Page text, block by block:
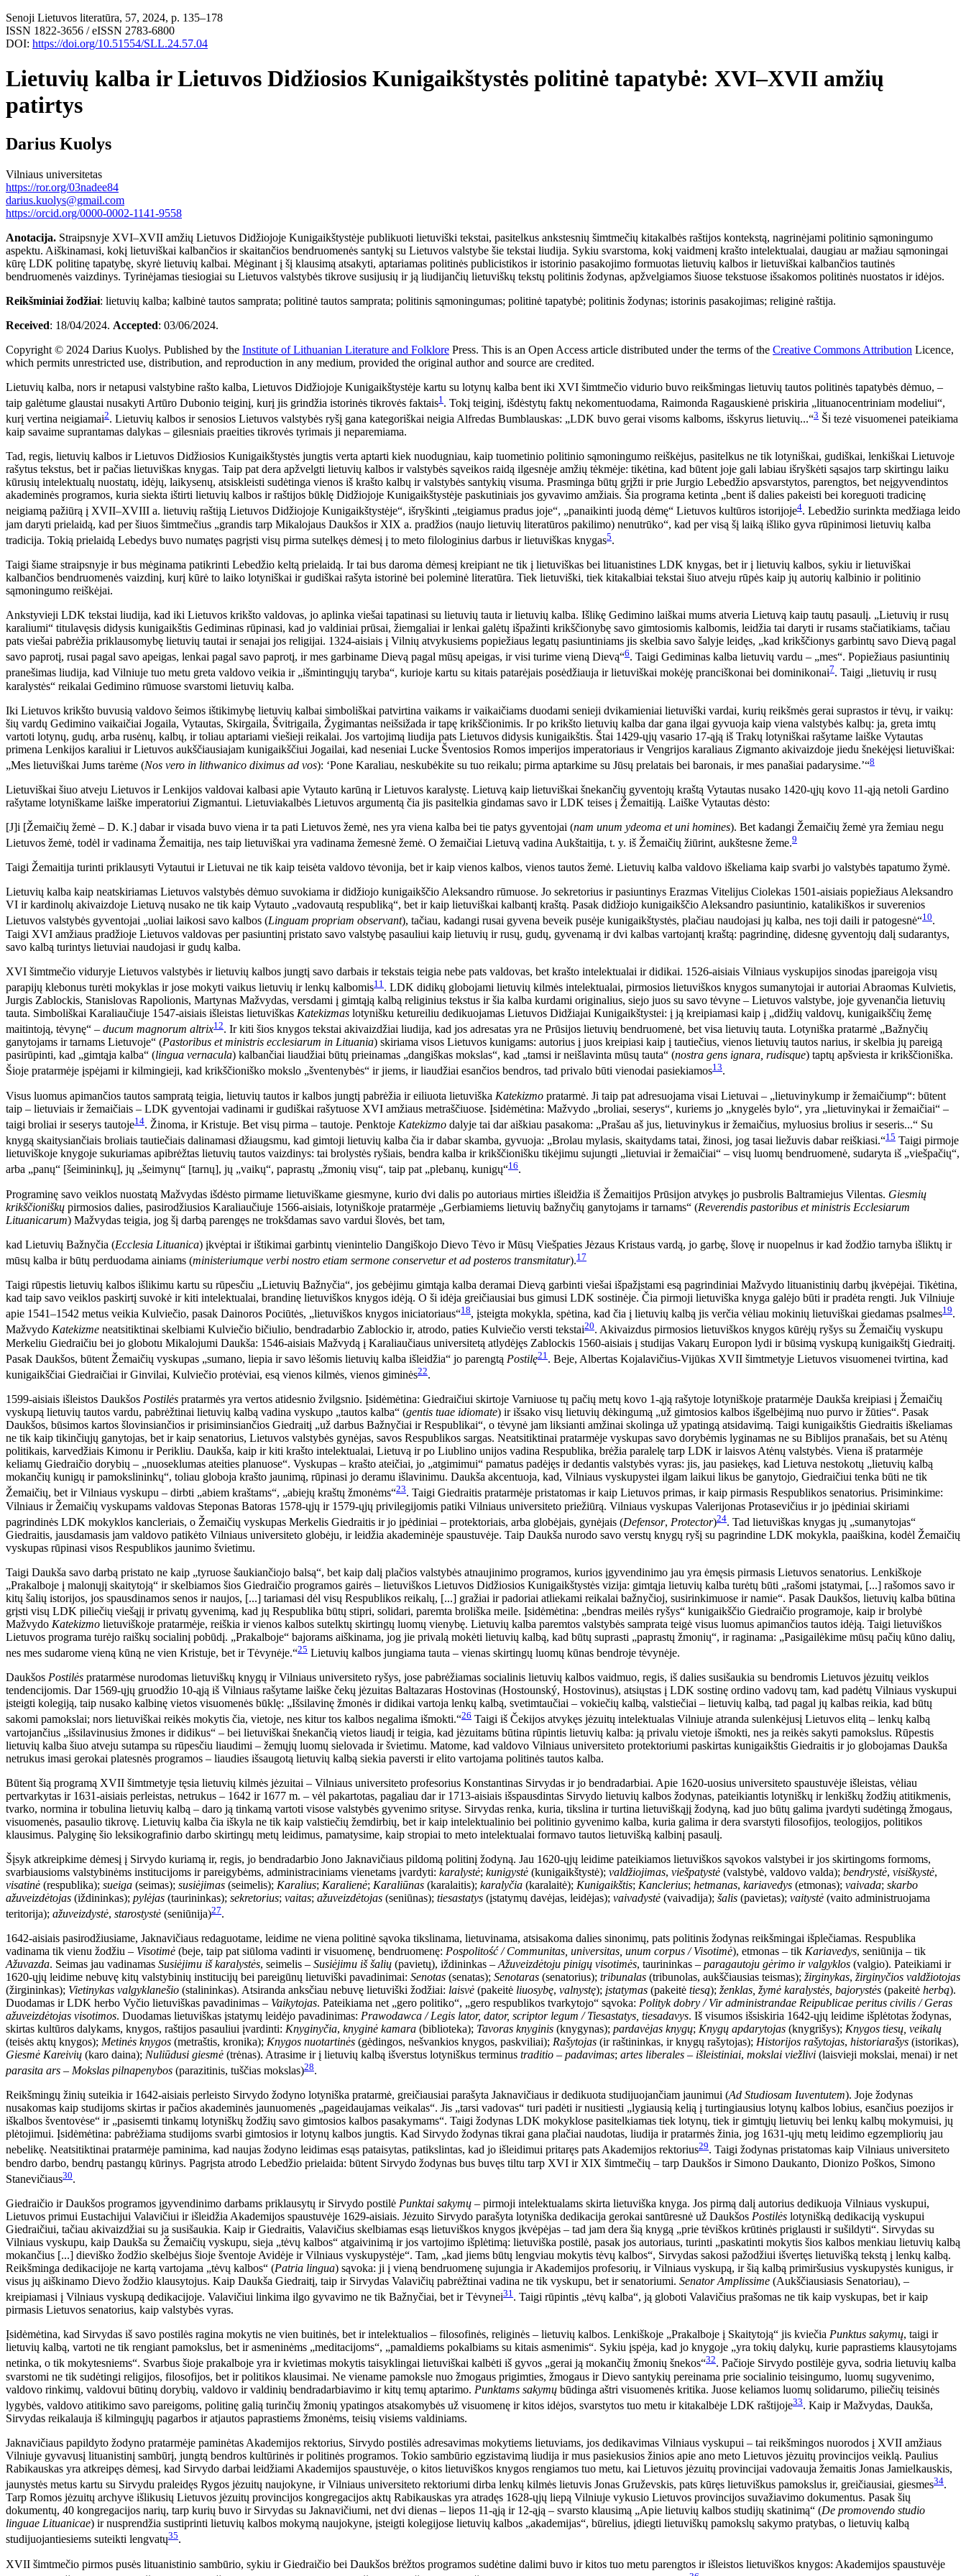
Senoji Lietuvos literatūra, 57, 2024, p. 135–178
ISSN 1822-3656 / eISSN 2783-6800
DOI: https://doi.org/10.51554/SLL.24.57.04
Lietuvių kalba ir Lietuvos Didžiosios Kunigaikštystės politinė tapatybė: XVI–XVII amžių
patirtys
Darius Kuolys
Vilniaus universitetas
https://ror.org/03nadee84
darius.kuolys@gmail.com
https://orcid.org/0000-0002-1141-9558
Anotacija. Straipsnyje XVI–XVII amžių Lietuvos Didžiojoje Kunigaikštystėje publikuoti lietuviški tekstai, pasitelkus ankstesnių šimtmečių kitakalbės raštijos kontekstą, nagrinėjami politinio sąmoningumo
aspektu. Aiškinamasi, kokį lietuviškai kalbančios ir skaitančios bendruomenės santykį su Lietuvos valstybe šie tekstai liudija. Sykiu svarstoma, kokį vaidmenį krašto intelektualai, daugiau ar mažiau sąmoningai
kūrę LDK politinę tapatybę, skyrė lietuvių kalbai. Mėginant į šį klausimą atsakyti, aptariamas politinės publicistikos ir istorinio pasakojimo formuotas lietuvių kalbos ir lietuviškai kalbančios tautinės
bendruomenės vaizdinys. Tyrinėjamas tiesiogiai su Lietuvos valstybės tikrove susijusių ir ją liudijančių lietuviškų tekstų politinis žodynas, apžvelgiamos šiuose tekstuose išsakomos politinės nuostatos ir idėjos.
Reikšminiai žodžiai: lietuvių kalba; kalbinė tautos samprata; politinė tautos samprata; politinis sąmoningumas; politinė tapatybė; politinis žodynas; istorinis pasakojimas; religinė raštija.
Received: 18/04/2024. Accepted: 03/06/2024.
Copyright © 2024 Darius Kuolys. Published by the Institute of Lithuanian Literature and Folklore Press. This is an Open Access article distributed under the terms of the Creative Commons Attribution Licence,
which permits unrestricted use, distribution, and reproduction in any medium, provided the original author and source are credited.
Lietuvių kalba, nors ir netapusi valstybine rašto kalba, Lietuvos Didžiojoje Kunigaikštystėje kartu su lotynų kalba bent iki XVI šimtmečio vidurio buvo reikšmingas lietuvių tautos politinės tapatybės dėmuo, –
taip galėtume glaustai nusakyti Artūro Dubonio teiginį, kurį jis grindžia istorinės tikrovės faktais1 . Tokį teiginį, išdėstytų faktų nekomentuodama, Raimonda Ragauskienė priskiria „lituanocentriniam modeliui“,
kurį vertina neigiamai2. Lietuvių kalbos ir senosios Lietuvos valstybės ryšį gana kategoriškai neigia Alfredas Bumblauskas: „LDK buvo gerai visoms kalboms, išskyrus lietuvių...“3 Ši tezė visuomenei pateikiama
kaip savaime suprantamas dalykas – gilesniais praeities tikrovės tyrimais ji neparemiama.
Tad, regis, lietuvių kalbos ir Lietuvos Didžiosios Kunigaikštystės jungtis verta aptarti kiek nuodugniau, kaip tuometinio politinio sąmoningumo reiškėjus, pasitelkus ne tik lotyniškai, gudiškai, lenkiškai Lietuvoje
rašytus tekstus, bet ir pačias lietuviškas knygas. Taip pat dera apžvelgti lietuvių kalbos ir valstybės sąveikos raidą ilgesnėje amžių tėkmėje: tikėtina, kad būtent joje gali labiau išryškėti sąsajos tarp skirtingu laiku
kūrusių intelektualų nuostatų, idėjų, laikysenų, atsiskleisti sudėtinga vienos iš krašto kalbų ir valstybės santykių visuma. Prasminga būtų grįžti ir prie Jurgio Lebedžio apsvarstytos, parengtos, bet neįgyvendintos
akademinės programos, kuria siekta ištirti lietuvių kalbos ir raštijos būklę Didžiojoje Kunigaikštystėje paskutiniais jos gyvavimo amžiais. Šia programa ketinta „bent iš dalies pakeisti bei koreguoti tradicinę
neigiamą pažiūrą į XVII–XVIII a. lietuvių raštiją Lietuvos Didžiojoje Kunigaikštystėje“, išryškinti „teigiamus pradus joje“, „panaikinti juodą dėmę“ Lietuvos kultūros istorijoje4. Lebedžio surinkta medžiaga leido
jam daryti prielaidą, kad per šiuos šimtmečius „grandis tarp Mikalojaus Daukšos ir XIX a. pradžios (naujo lietuvių literatūros pakilimo) nenutrūko“, kad per visą šį laiką išliko gyva rūpinimosi lietuvių kalba
tradicija. Tokią prielaidą Lebedys buvo numatęs pagrįsti visų pirma sutelkęs dėmesį į to meto filologinius darbus ir lietuviškas knygas5.
Taigi šiame straipsnyje ir bus mėginama patikrinti Lebedžio keltą prielaidą. Ir tai bus daroma dėmesį kreipiant ne tik į lietuviškas bei lituanistines LDK knygas, bet ir į lietuvių kalbos, sykiu ir lietuviškai
kalbančios bendruomenės vaizdinį, kurį kūrė to laiko lotyniškai ir gudiškai rašyta istorinė bei poleminė literatūra. Tiek lietuviški, tiek kitakalbiai tekstai šiuo atveju rūpės kaip jų autorių kalbinio ir politinio
sąmoningumo reiškėjai.
Ankstyvieji LDK tekstai liudija, kad iki Lietuvos krikšto valdovas, jo aplinka viešai tapatinasi su lietuvių tauta ir lietuvių kalba. Išlikę Gedimino laiškai mums atveria Lietuvą kaip tautų pasaulį. „Lietuvių ir rusų
karaliumi“ titulavęsis didysis kunigaikštis Gediminas rūpinasi, kad jo valdiniai prūsai, žiemgaliai ir lenkai galėtų išpažinti krikščionybę savo gimtosiomis kalbomis, leidžia tai daryti ir rusams stačiatikiams, tačiau
pats viešai pabrėžia priklausomybę lietuvių tautai ir senajai jos religijai. 1324-aisiais į Vilnių atvykusiems popiežiaus legatų pasiuntiniams jis skelbia savo šalyje leidęs, „kad krikščionys garbintų savo Dievą pagal
savo paprotį, rusai pagal savo apeigas, lenkai pagal savo paprotį, ir mes garbiname Dievą pagal mūsų apeigas, ir visi turime vieną Dievą“6. Taigi Gediminas kalba lietuvių vardu – „mes“. Popiežiaus pasiuntinių
pranešimas liudija, kad Vilniuje tuo metu greta valdovo veikia ir „išmintingųjų taryba“, kurioje kartu su kitais patarėjais posėdžiauja ir lietuviškai mokėję pranciškonai bei dominikonai7. Taigi „lietuvių ir rusų
karalystės“ reikalai Gedimino rūmuose svarstomi lietuvių kalba.
Iki Lietuvos krikšto buvusią valdovo šeimos ištikimybę lietuvių kalbai simboliškai patvirtina vaikams ir vaikaičiams duodami senieji dvikamieniai lietuviški vardai, kurių reikšmės gerai suprastos ir tėvų, ir vaikų:
šių vardų Gedimino vaikaičiai Jogaila, Vytautas, Skirgaila, Švitrigaila, Žygimantas neišsižada ir tapę krikščionimis. Ir po krikšto lietuvių kalba dar gana ilgai gyvuoja kaip viena valstybės kalbų: ja, greta imtų
vartoti lotynų, gudų, arba rusėnų, kalbų, ir toliau aptariami viešieji reikalai. Jos vartojimą liudija pats Lietuvos didysis kunigaikštis. Štai 1429-ųjų vasario 17-ąją iš Trakų lotyniškai rašytame laiške Vytautas
primena Lenkijos karaliui ir Lietuvos aukščiausiajam kunigaikščiui Jogailai, kad neseniai Lucke Šventosios Romos imperijos imperatoriaus ir Vengrijos karaliaus Zigmanto akivaizdoje jiedu šnekėjęsi lietuviškai:
„Mes lietuviškai Jums tarėme (Nos vero in lithwanico diximus ad vos): ‘Pone Karaliau, neskubėkite su tuo reikalu; pirma aptarkime su Jūsų prelatais bei baronais, ir mes panašiai padarysime.’“8
Lietuviškai šiuo atveju Lietuvos ir Lenkijos valdovai kalbasi apie Vytauto karūną ir Lietuvos karalystę. Lietuvą kaip lietuviškai šnekančių gyventojų kraštą Vytautas nusako 1420-ųjų kovo 11-ąją netoli Gardino
rašytame lotyniškame laiške imperatoriui Zigmantui. Lietuviakalbės Lietuvos argumentą čia jis pasitelkia gindamas savo ir LDK teises į Žemaitiją. Laiške Vytautas dėsto:
[J]i [Žemaičių žemė – D. K.] dabar ir visada buvo viena ir ta pati Lietuvos žemė, nes yra viena kalba bei tie patys gyventojai (nam unum ydeoma et uni homines). Bet kadangi Žemaičių žemė yra žemiau negu
Lietuvos žemė, todėl ir vadinama Žemaitija, nes taip lietuviškai yra vadinama žemesnė žemė. O žemaičiai Lietuvą vadina Aukštaitija, t. y. iš Žemaičių žiūrint, aukštesne žeme.9
Taigi Žemaitija turinti priklausyti Vytautui ir Lietuvai ne tik kaip teisėta valdovo tėvonija, bet ir kaip vienos kalbos, vienos tautos žemė. Lietuvių kalba valdovo iškeliama kaip svarbi jo valstybės tapatumo žymė.
Lietuvių kalba kaip neatskiriamas Lietuvos valstybės dėmuo suvokiama ir didžiojo kunigaikščio Aleksandro rūmuose. Jo sekretorius ir pasiuntinys Erazmas Vitelijus Ciolekas 1501-aisiais popiežiaus Aleksandro
VI ir kardinolų akivaizdoje Lietuvą nusako ne tik kaip Vytauto „vadovautą respubliką“, bet ir kaip lietuviškai kalbantį kraštą. Pasak didžiojo kunigaikščio Aleksandro pasiuntinio, katalikiškos ir suverenios
Lietuvos valstybės gyventojai „uoliai laikosi savo kalbos (Linguam propriam observant), tačiau, kadangi rusai gyvena beveik pusėje kunigaikštystės, plačiau naudojasi jų kalba, nes toji daili ir patogesnė“10.
Taigi XVI amžiaus pradžioje Lietuvos valdovas per pasiuntinį pristato savo valstybę pasauliui kaip lietuvių ir rusų, gudų, gyvenamą ir dvi kalbas vartojantį kraštą: pagrindinę, didesnę gyventojų dalį sudarantys,
savo kalbą turintys lietuviai naudojasi ir gudų kalba.
XVI šimtmečio viduryje Lietuvos valstybės ir lietuvių kalbos jungtį savo darbais ir tekstais teigia nebe pats valdovas, bet krašto intelektualai ir didikai. 1526-aisiais Vilniaus vyskupijos sinodas įpareigoja visų
parapijų klebonus turėti mokyklas ir jose mokyti vaikus lietuvių ir lenkų kalbomis11 . LDK didikų globojami lietuvių kilmės intelektualai, pirmosios lietuviškos knygos sumanytojai ir autoriai Abraomas Kulvietis,
Jurgis Zablockis, Stanislovas Rapolionis, Martynas Mažvydas, versdami į gimtąją kalbą religinius tekstus ir šia kalba kurdami originalius, siejo juos su savo tėvyne – Lietuvos valstybe, joje gyvenančia lietuvių
tauta. Simboliškai Karaliaučiuje 1547-aisiais išleistas lietuviškas Katekizmas lotynišku ketureiliu dedikuojamas Lietuvos Didžiajai Kunigaikštystei: į ją kreipiamasi kaip į „didžių valdovų, kunigaikščių žemę
maitintoją, tėvynę“ – ducum magnorum altrix12. Ir kiti šios knygos tekstai akivaizdžiai liudija, kad jos adresatas yra ne Prūsijos lietuvių bendruomenė, bet visa lietuvių tauta. Lotyniška pratarmė „Bažnyčių
ganytojams ir tarnams Lietuvoje“ (Pastoribus et ministris ecclesiarum in Lituania) skiriama visos Lietuvos kunigams: autorius į juos kreipiasi kaip į tautiečius, vienos lietuvių tautos narius, ir skelbia jų pareigą
pasirūpinti, kad „gimtąja kalba“ (lingua vernacula) kalbančiai liaudžiai būtų prieinamas „dangiškas mokslas“, kad „tamsi ir neišlavinta mūsų tauta“ (nostra gens ignara, rudisque) taptų apšviesta ir krikščioniška.
Šioje pratarmėje įspėjami ir kilmingieji, kad krikščioniško mokslo „šventenybės“ ir jiems, ir liaudžiai esančios bendros, tad privalo būti vienodai pasiekiamos13.
Visus luomus apimančios tautos sampratą teigia, lietuvių tautos ir kalbos jungtį pabrėžia ir eiliuota lietuviška Katekizmo pratarmė. Ji taip pat adresuojama visai Lietuvai – „lietuvinykump ir žemaičiump“: būtent
taip – lietuviais ir žemaičiais – LDK gyventojai vadinami ir gudiškai rašytuose XVI amžiaus metraščiuose. Įsidėmėtina: Mažvydo „broliai, seserys“, kuriems jo „knygelės bylo“, yra „lietuvinykai ir žemaičiai“ –
taigi broliai ir seserys tautoje14. Žinoma, ir Kristuje. Bet visų pirma – tautoje. Penktoje Katekizmo dalyje tai dar aiškiau pasakoma: „Prašau aš jus, lietuvinykus ir žemaičius, myluosius brolius ir seseris...“ Su
knygą skaitysiančiais broliais tautiečiais dalinamasi džiaugsmu, kad gimtoji lietuvių kalba čia ir dabar skamba, gyvuoja: „Brolau mylasis, skaitydams tatai, žinosi, jog tasai liežuvis dabar reiškiasi.“15 Taigi pirmoje
lietuviškoje knygoje sukuriamas apibrėžtas lietuvių tautos vaizdinys: tai brolystės ryšiais, bendra kalba ir krikščionišku tikėjimu sujungti „lietuviai ir žemaičiai“ – visų luomų bendruomenė, sudaryta iš „viešpačių“,
arba „panų“ [šeimininkų], jų „šeimynų“ [tarnų], jų „vaikų“, paprastų „žmonių visų“, taip pat „plebanų, kunigų“16.
Programinę savo veiklos nuostatą Mažvydas išdėsto pirmame lietuviškame giesmyne, kurio dvi dalis po autoriaus mirties išleidžia iš Žemaitijos Prūsijon atvykęs jo pusbrolis Baltramiejus Vilentas. Giesmių
krikščioniškų pirmosios dalies, pasirodžiusios Karaliaučiuje 1566-aisiais, lotyniškoje pratarmėje „Gerbiamiems lietuvių bažnyčių ganytojams ir tarnams“ (Reverendis pastoribus et ministris Ecclesiarum
Lituanicarum) Mažvydas teigia, jog šį darbą parengęs ne trokšdamas savo vardui šlovės, bet tam,
kad Lietuvių Bažnyčia (Ecclesia Lituanica) įkvėptai ir ištikimai garbintų vienintelio Dangiškojo Dievo Tėvo ir Mūsų Viešpaties Jėzaus Kristaus vardą, jo garbę, šlovę ir nuopelnus ir kad žodžio tarnyba išliktų ir
mūsų kalba ir būtų perduodama ainiams (ministeriumque verbi nostro etiam sermone conservetur et ad posteros transmitatur).17
Taigi rūpestis lietuvių kalbos išlikimu kartu su rūpesčiu „Lietuvių Bažnyčia“, jos gebėjimu gimtąja kalba deramai Dievą garbinti viešai išpažįstami esą pagrindiniai Mažvydo lituanistinių darbų įkvėpėjai. Tikėtina,
kad taip savo veiklos paskirtį suvokė ir kiti intelektualai, brandinę lietuviškos knygos idėją. O ši idėja greičiausiai bus gimusi LDK sostinėje. Čia pirmoji lietuviška knyga galėjo būti ir pradėta rengti. Juk Vilniuje
apie 1541–1542 metus veikia Kulviečio, pasak Dainoros Pociūtės, „lietuviškos knygos iniciatoriaus“18, įsteigta mokykla, spėtina, kad čia į lietuvių kalbą jis verčia vėliau mokinių lietuviškai giedamas psalmes19.
Mažvydo Katekizme neatsitiktinai skelbiami Kulviečio bičiulio, bendradarbio Zablockio ir, atrodo, paties Kulviečio versti tekstai20. Akivaizdus pirmosios lietuviškos knygos kūrėjų ryšys su Žemaičių vyskupu
Merkeliu Giedraičiu bei jo globotu Mikalojumi Daukša: 1546-aisiais Mažvydą į Karaliaučiaus universitetą atlydėjęs Zablockis 1560-aisiais į studijas Vakarų Europon lydi ir būsimą vyskupą kunigaikštį Giedraitį.
Pasak Daukšos, būtent Žemaičių vyskupas „sumano, liepia ir savo lėšomis lietuvių kalba išleidžia“ jo parengtą Postilę21 . Beje, Albertas Kojalavičius-Vijūkas XVII šimtmetyje Lietuvos visuomenei tvirtina, kad
kunigaikščiai Giedraičiai ir Ginvilai, Kulviečio protėviai, esą vienos kilmės, vienos giminės22.
1599-aisiais išleistos Daukšos Postilės pratarmės yra vertos atidesnio žvilgsnio. Įsidėmėtina: Giedraičiui skirtoje Varniuose tų pačių metų kovo 1-ąją rašytoje lotyniškoje pratarmėje Daukša kreipiasi į Žemaičių
vyskupą lietuvių tautos vardu, pabrėžtinai lietuvių kalbą vadina vyskupo „tautos kalba“ (gentis tuae idiomate) ir išsako visų lietuvių dėkingumą „už gimtosios kalbos išgelbėjimą nuo purvo ir žūties“. Pasak
Daukšos, būsimos kartos šlovinsiančios ir prisiminsiančios Giedraitį „už darbus Bažnyčiai ir Respublikai“, o tėvynė jam liksianti amžinai skolinga už ypatingą atsidavimą. Taigi kunigaikštis Giedraitis iškeliamas
ne tik kaip tikinčiųjų ganytojas, bet ir kaip senatorius, Lietuvos valstybės gynėjas, savos Respublikos sargas. Neatsitiktinai pratarmėje vyskupas savo dorybėmis lyginamas ne su Biblijos pranašais, bet su Atėnų
politikais, karvedžiais Kimonu ir Perikliu. Daukša, kaip ir kiti krašto intelektualai, Lietuvą ir po Liublino unijos vadina Respublika, brėžia paralelę tarp LDK ir laisvos Atėnų valstybės. Viena iš pratarmėje
keliamų Giedraičio dorybių – „nuoseklumas ateities planuose“. Vyskupas – krašto ateičiai, jo „atgimimui“ pamatus padėjęs ir dedantis valstybės vyras: jis, jau pasiekęs, kad Lietuva nestokotų „lietuvių kalbą
mokančių kunigų ir pamokslininkų“, toliau globoja krašto jaunimą, rūpinasi jo deramu išlavinimu. Daukša akcentuoja, kad, Vilniaus vyskupystei ilgam laikui likus be ganytojo, Giedraičiui tenka būti ne tik
Žemaičių, bet ir Vilniaus vyskupu – dirbti „abiem kraštams“, „abiejų kraštų žmonėms“23. Taigi Giedraitis pratarmėje pristatomas ir kaip Lietuvos primas, ir kaip pirmasis Respublikos senatorius. Prisiminkime:
Vilniaus ir Žemaičių vyskupams valdovas Steponas Batoras 1578-ųjų ir 1579-ųjų privilegijomis patiki Vilniaus universiteto priežiūrą. Vilniaus vyskupas Valerijonas Protasevičius ir jo įpėdiniai skiriami
pagrindinės LDK mokyklos kancleriais, o Žemaičių vyskupas Merkelis Giedraitis ir jo įpėdiniai – protektoriais, arba globėjais, gynėjais (Defensor, Protector)24. Tad lietuviškas knygas jų „sumanytojas“
Giedraitis, jausdamasis jam valdovo patikėto Vilniaus universiteto globėju, ir leidžia akademinėje spaustuvėje. Taip Daukša nurodo savo verstų knygų ryšį su pagrindine LDK mokykla, paaiškina, kodėl Žemaičių
vyskupas rūpinasi visos Respublikos jaunimo švietimu.
Taigi Daukša savo darbą pristato ne kaip „tyruose šaukiančiojo balsą“, bet kaip dalį plačios valstybės atnaujinimo programos, kurios įgyvendinimo jau yra ėmęsis pirmasis Lietuvos senatorius. Lenkiškoje
„Prakalboje į malonųjį skaitytoją“ ir skelbiamos šios Giedraičio programos gairės – lietuviškos Lietuvos Didžiosios Kunigaikštystės vizija: gimtąja lietuvių kalba turėtų būti „rašomi įstatymai, [...] rašomos savo ir
kitų šalių istorijos, jos spausdinamos senos ir naujos, [...] tariamasi dėl visų Respublikos reikalų, [...] gražiai ir padoriai atliekami reikalai bažnyčioj, susirinkimuose ir namie“. Pasak Daukšos, lietuvių kalba būtina
grįsti visų LDK piliečių viešąjį ir privatų gyvenimą, kad jų Respublika būtų stipri, solidari, paremta broliška meile. Įsidėmėtina: „bendras meilės ryšys“ kunigaikščio Giedraičio programoje, kaip ir brolybė
Mažvydo Katekizmo lietuviškoje pratarmėje, reiškia ir vienos kalbos sutelktų skirtingų luomų vienybę. Lietuvių kalba paremtos valstybės samprata teigė visus luomus apimančios tautos idėją. Taigi lietuviškos
Lietuvos programa turėjo raiškų socialinį pobūdį. „Prakalboje“ bajorams aiškinama, jog jie privalą mokėti lietuvių kalbą, kad būtų suprasti „paprastų žmonių“, ir raginama: „Pasigailėkime mūsų pačių kūno dalių,
nes mes sudarome vieną kūną ne vien Kristuje, bet ir Tėvynėje.“25 Lietuvių kalbos jungiama tauta – vienas skirtingų luomų kūnas bendroje tėvynėje.
Daukšos Postilės pratarmėse nurodomas lietuviškų knygų ir Vilniaus universiteto ryšys, jose pabrėžiamas socialinis lietuvių kalbos vaidmuo, regis, iš dalies susišaukia su bendromis Lietuvos jėzuitų veiklos
tendencijomis. Dar 1569-ųjų gruodžio 10-ąją iš Vilniaus rašytame laiške čekų jėzuitas Baltazaras Hostovinas (Hostounský, Hostovinus), atsiųstas į LDK sostinę ordino vadovų tam, kad padėtų Vilniaus vyskupui
įsteigti kolegiją, taip nusako kalbinę vietos visuomenės būklę: „Išsilavinę žmonės ir didikai vartoja lenkų kalbą, svetimtaučiai – vokiečių kalbą, valstiečiai – lietuvių kalbą, tad pagal jų kalbas reikia, kad būtų
sakomi pamokslai; nors lietuviškai reikės mokytis čia, vietoje, nes kitur tos kalbos negalima išmokti.“26 Taigi iš Čekijos atvykęs jėzuitų intelektualas Vilniuje atranda sulenkėjusį Lietuvos elitą – lenkų kalbą
vartojančius „išsilavinusius žmones ir didikus“ – bei lietuviškai šnekančią vietos liaudį ir teigia, kad jėzuitams būtina rūpintis lietuvių kalba: ją privalu vietoje išmokti, nes ja reikės sakyti pamokslus. Rūpestis
lietuvių kalba šiuo atveju sutampa su rūpesčiu liaudimi – žemųjų luomų sielovada ir švietimu. Matome, kad valdovo Vilniaus universiteto protektoriumi paskirtas kunigaikštis Giedraitis ir jo globojamas Daukša
netrukus imasi gerokai platesnės programos – liaudies išsaugotą lietuvių kalbą siekia paversti ir elito vartojama politinės tautos kalba.
Būtent šią programą XVII šimtmetyje tęsia lietuvių kilmės jėzuitai – Vilniaus universiteto profesorius Konstantinas Sirvydas ir jo bendradarbiai. Apie 1620-uosius universiteto spaustuvėje išleistas, vėliau
pertvarkytas ir 1631-aisiais perleistas, netrukus – 1642 ir 1677 m. – vėl pakartotas, pagaliau dar ir 1713-aisiais išspausdintas Sirvydo lietuvių kalbos žodynas, pateikiantis lotyniškų ir lenkiškų žodžių atitikmenis,
tvarko, normina ir tobulina lietuvių kalbą – daro ją tinkamą vartoti visose valstybės gyvenimo srityse. Sirvydas renka, kuria, tikslina ir turtina lietuviškąjį žodyną, kad juo būtų galima įvardyti sudėtingą žmogaus,
visuomenės, pasaulio tikrovę. Lietuvių kalba čia iškyla ne tik kaip valstiečių žemdirbių, bet ir kaip intelektualinio bei politinio gyvenimo kalba, kuria galima ir dera svarstyti filosofijos, teologijos, politikos
klausimus. Palyginę šio leksikografinio darbo skirtingų metų leidimus, pamatysime, kaip stropiai to meto intelektualai formavo tautos lietuvišką kalbinį pasaulį.
Šįsyk atkreipkime dėmesį į Sirvydo kuriamą ir, regis, jo bendradarbio Jono Jaknavičiaus pildomą politinį žodyną. Jau 1620-ųjų leidime pateikiamos lietuviškos sąvokos valstybei ir jos skirtingoms formoms,
svarbiausioms valstybinėms institucijoms ir pareigybėms, administraciniams vienetams įvardyti: karalystė; kunigystė (kunigaikštystė); valdžiojimas, viešpatystė (valstybė, valdovo valda); bendrystė, visiškystė,
visatinė (respublika); sueiga (seimas); susiėjimas (seimelis); Karalius; Karalienė; Karaliūnas (karalaitis); karalyčia (karalaitė); Kunigaikštis; Kanclerius; hetmanas, kariavedys (etmonas); vaivada; skarbo
ažuveizdėtojas (iždininkas); pylėjas (taurininkas); sekretorius; vaitas; ažuveizdėtojas (seniūnas); tiesastatys (įstatymų davėjas, leidėjas); vaivadystė (vaivadija); šalis (pavietas); vaitystė (vaito administruojama
teritorija); ažuveizdystė, starostystė (seniūnija)27.
1642-aisiais pasirodžiusiame, Jaknavičiaus redaguotame, leidime ne viena politinė sąvoka tikslinama, lietuvinama, atsisakoma dalies sinonimų, pats politinis žodynas reikšmingai išplečiamas. Respublika
vadinama tik vienu žodžiu – Visotimė (beje, taip pat siūloma vadinti ir visuomenę, bendruomenę: Pospolitość / Communitas, universitas, unum corpus / Visotimė), etmonas – tik Kariavedys, seniūnija – tik
Ažuvazda. Seimas jau vadinamas Susiėjimu iš karalystės, seimelis – Susiėjimu iš šalių (pavietų), iždininkas – Ažuveizdėtoju pinigų visotimės, taurininkas – paragautoju gėrimo ir valgyklos (valgio). Pateikiami ir
1620-ųjų leidime nebuvę kitų valstybinių institucijų bei pareigūnų lietuviški pavadinimai: Senotas (senatas); Senotaras (senatorius); tribunalas (tribunolas, aukščiausias teismas); žirginykas, žirginyčios valdžiotojas
(žirgininkas); Vietinykas valgyklanešio (stalininkas). Atsiranda anksčiau nebuvę lietuviški žodžiai: laisvė (pakeitė liuosybę, valnystę); įstatymas (pakeitė tiesą); ženklas, žymė karalystės, bajorystės (pakeitė herbą).
Duodamas ir LDK herbo Vyčio lietuviškas pavadinimas – Vaikytojas. Pateikiama net „gero politiko“, „gero respublikos tvarkytojo“ sąvoka: Polityk dobry / Vir administrandae Reipublicae peritus civilis / Geras
ažuveizdėtojas visotimos. Duodamas lietuviškas įstatymų leidėjo pavadinimas: Prawodawca / Legis lator, dator, scriptor legum / Tiesastatys, tiesadavys. Iš visumos išsiskiria 1642-ųjų leidime išplėtotas žodynas,
skirtas kultūros dalykams, knygos, raštijos pasauliui įvardinti: Knyginyčia, knyginė kamara (biblioteka); Tavoras knyginis (knygynas); pardavėjas knygų; Knygų apdarytojas (knygrišys); Knygos tiesų, veikalų
(teisės aktų knygos); Metinės knygos (metraštis, kronika); Knygos nuotartinės (gėdingos, nešvankios knygos, paskviliai); Rašytojas (ir raštininkas, ir knygų rašytojas); Historijos rašytojas, historiarašys (istorikas),
Giesmė Kareivių (karo daina); Nuliūdusi giesmė (trėnas). Atrasime ir į lietuvių kalbą išverstus lotyniškus terminus traditio – padavimas; artes liberales – išleistiniai, mokslai viežlivi (laisvieji mokslai, menai) ir net
parasita ars – Mokslas pilnapenybos (parazitinis, tuščias mokslas)28.
Reikšmingų žinių suteikia ir 1642-aisiais perleisto Sirvydo žodyno lotyniška pratarmė, greičiausiai parašyta Jaknavičiaus ir dedikuota studijuojančiam jaunimui (Ad Studiosam Iuventutem). Joje žodynas
nusakomas kaip studijoms skirtas ir pačios akademinės jaunuomenės „pageidaujamas veikalas“. Jis „tarsi vadovas“ turi padėti ir nusitiesti „lygiausią kelią į turtingiausius lotynų kalbos lobius, esančius poezijos ir
iškalbos šventovėse“ ir „pasisemti tinkamų lotyniškų žodžių savo gimtosios kalbos pasakymams“. Taigi žodynas LDK mokyklose pasitelkiamas tiek lotynų, tiek ir gimtųjų lietuvių bei lenkų kalbų mokymuisi, jų
plėtojimui. Įsidėmėtina: pabrėžiama studijoms svarbi gimtosios ir lotynų kalbos jungtis. Kad Sirvydo žodynas tikrai gana plačiai naudotas, liudija ir pratarmės žinia, jog 1631-ųjų metų leidimo egzempliorių jau
nebelikę. Neatsitiktinai pratarmėje paminima, kad naujas žodyno leidimas esąs pataisytas, patikslintas, kad jo išleidimui pritaręs pats Akademijos rektorius29. Taigi žodynas pristatomas kaip Vilniaus universiteto
bendro darbo, bendrų pastangų kūrinys. Pagrįsta atrodo Lebedžio prielaida: būtent Sirvydo žodynas bus buvęs tiltu tarp XVI ir XIX šimtmečių – tarp Daukšos ir Simono Daukanto, Dionizo Poškos, Simono
Stanevičiaus30.
Giedraičio ir Daukšos programos įgyvendinimo darbams priklausytų ir Sirvydo postilė Punktai sakymų – pirmoji intelektualams skirta lietuviška knyga. Jos pirmą dalį autorius dedikuoja Vilniaus vyskupui,
Lietuvos primui Eustachijui Valavičiui ir išleidžia Akademijos spaustuvėje 1629-aisiais. Jėzuito Sirvydo parašyta lotyniška dedikacija gerokai santūresnė už Daukšos Postilės lotynišką dedikaciją vyskupui
Giedraičiui, tačiau akivaizdžiai su ja susišaukia. Kaip ir Giedraitis, Valavičius skelbiamas esąs lietuviškos knygos įkvėpėjas – tad jam dera šią knygą „prie tėviškos krūtinės priglausti ir sušildyti“. Sirvydas su
Vilniaus vyskupu, kaip Daukša su Žemaičių vyskupu, sieja „tėvų kalbos“ atgaivinimą ir jos vartojimo išplėtimą: lietuviška postilė, pasak jos autoriaus, turinti „paskatinti mokytis šios kalbos menkiau lietuvių kalbą
mokančius [...] dieviško žodžio skelbėjus šioje šventoje Avidėje ir Vilniaus vyskupystėje“. Tam, „kad jiems būtų lengviau mokytis tėvų kalbos“, Sirvydas sakosi pažodžiui išvertęs lietuvišką tekstą į lenkų kalbą.
Reikšminga dedikacijoje ne kartą vartojama „tėvų kalbos“ (Patria lingua) sąvoka: ji į vieną bendruomenę sujungia ir Akademijos profesorių, ir Vilniaus vyskupą, ir šią kalbą primiršusius vyskupystės kunigus, ir
visus jų aiškinamo Dievo žodžio klausytojus. Kaip Daukša Giedraitį, taip ir Sirvydas Valavičių pabrėžtinai vadina ne tik vyskupu, bet ir senatoriumi. Senator Amplissime (Aukščiausiasis Senatoriau), –
kreipiamasi į Vilniaus vyskupą dedikacijoje. Valavičiui linkima ilgo gyvavimo ne tik Bažnyčiai, bet ir Tėvynei31 . Taigi rūpintis „tėvų kalba“, ją globoti Valavičius prašomas ne tik kaip vyskupas, bet ir kaip
pirmasis Lietuvos senatorius, kaip valstybės vyras.
Įsidėmėtina, kad Sirvydas iš savo postilės ragina mokytis ne vien buitinės, bet ir intelektualios – filosofinės, religinės – lietuvių kalbos. Lenkiškoje „Prakalboje į Skaitytoją“ jis kviečia Punktus sakymų, taigi ir
lietuvių kalbą, vartoti ne tik rengiant pamokslus, bet ir asmeninėms „meditacijoms“, „pamaldiems pokalbiams su kitais asmenimis“. Sykiu įspėja, kad jo knygoje „yra tokių dalykų, kurie paprastiems klausytojams
netinka, o tik mokytesniems“. Svarbus šioje prakalboje yra ir kvietimas mokytis taisyklingai lietuviškai kalbėti iš gyvos „gerai ją mokančių žmonių šnekos“32. Pačioje Sirvydo postilėje gyva, sodria lietuvių kalba
svarstomi ne tik sudėtingi religijos, filosofijos, bet ir politikos klausimai. Ne viename pamoksle nuo žmogaus prigimties, žmogaus ir Dievo santykių pereinama prie socialinio teisingumo, luomų sugyvenimo,
valdovo rinkimų, valdovui būtinų dorybių, valdovo ir valdinių bendradarbiavimo ir kitų temų aptarimo. Punktams sakymų būdinga aštri visuomenės kritika. Juose keliamos luomų solidarumo, piliečių teisinės
lygybės, valdovo atitikimo savo pareigoms, politinę galią turinčių žmonių ypatingos atsakomybės už visuomenę ir kitos idėjos, svarstytos tuo metu ir kitakalbėje LDK raštijoje33. Kaip ir Mažvydas, Daukša,
Sirvydas reikalauja iš kilmingųjų pagarbos ir atjautos paprastiems žmonėms, teisių visiems valdiniams.
Jaknavičiaus papildyto žodyno pratarmėje paminėtas Akademijos rektorius, Sirvydo postilės adresavimas mokytiems lietuviams, jos dedikavimas Vilniaus vyskupui – tai reikšmingos nuorodos į XVII amžiaus
Vilniuje gyvavusį lituanistinį sambūrį, jungtą bendros kultūrinės ir politinės programos. Tokio sambūrio egzistavimą liudija ir mus pasiekusios žinios apie ano meto Lietuvos jėzuitų provincijos veiklą. Paulius
Rabikauskas yra atkreipęs dėmesį, kad Sirvydo darbai leidžiami Akademijos spaustuvėje, o kitos lietuviškos knygos rengiamos tuo metu, kai Lietuvos jėzuitų provincijai vadovauja žemaitis Jonas Jamielkauskis,
jaunystės metus kartu su Sirvydu praleidęs Rygos jėzuitų naujokyne, ir Vilniaus universiteto rektoriumi dirba lenkų kilmės lietuvis Jonas Gruževskis, pats kūręs lietuviškus pamokslus ir, greičiausiai, giesmes34.
Tarp Romos jėzuitų archyve išlikusių Lietuvos jėzuitų provincijos kongregacijos aktų Rabikauskas yra atradęs 1628-ųjų liepą Vilniuje vykusio Lietuvos provincijos suvažiavimo dokumentus. Pasak šių
dokumentų, 40 kongregacijos narių, tarp kurių buvo ir Sirvydas su Jaknavičiumi, net dvi dienas – liepos 11-ąją ir 12-ąją – svarsto klausimą „Apie lietuvių kalbos studijų skatinimą“ (De promovendo studio
linguae Lituanicae) ir nusprendžia sustiprinti lietuvių kalbos mokymą naujokyne, įsteigti kolegijose lietuvių kalbos „akademijas“, būrelius, įdiegti lietuviškų pamokslų sakymo pratybas, o lietuvių kalbą
studijuojantiesiems suteikti lengvatų35.
XVII šimtmečio pirmos pusės lituanistinio sambūrio, sykiu ir Giedraičio bei Daukšos brėžtos programos sudėtine dalimi buvo ir kitos tuo metu parengtos ir išleistos lietuviškos knygos: Akademijos spaustuvėje